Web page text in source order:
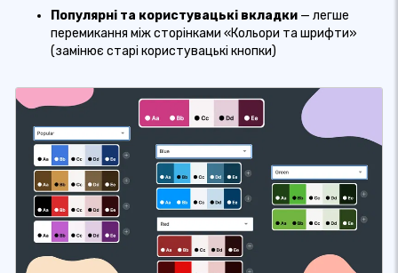
Популярні та користувацькі вкладки — легше
перемикання між сторінками «Кольори та шрифти»
(замінює старі користувацькі кнопки)